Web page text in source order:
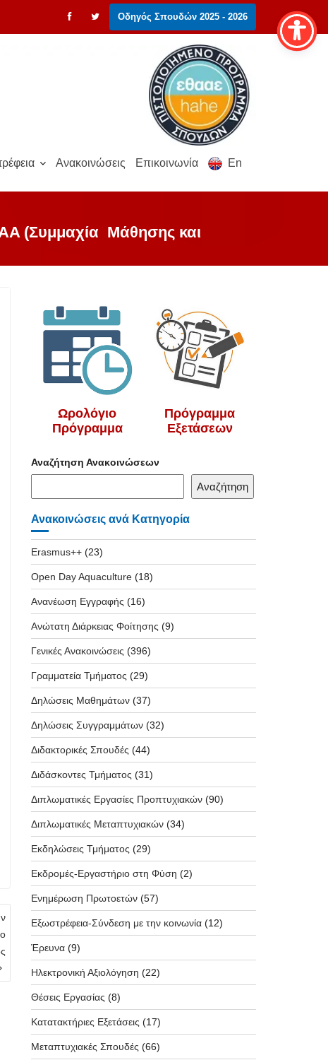
Οδηγός Σπουδών 2025 - 2026
Ανακοινώσεις Επικοινωνία En
(Συμμαχία Μάθησης και
Ωρολόγιο
Πρόγραμμα
Πρόγραμμα
Εξετάσεων
Αναζήτηση Ανακοινώσεων
Αναζήτηση
Ανακοινώσεις ανά Κατηγορία
Erasmus++(23)
Open Day Aquaculture(18)
Ανανέωση Εγγραφής (16)
Ανώτατη Διάρκειας Φοίτησης (9)
Γενικές Ανακοινώσεις (396)
Γραμματεία Τμήματος (29)
Δηλώσεις Μαθημάτων(37)
Δηλώσεις Συγγραμμάτων(32)
Διδακτορικές Σπουδές (44)
Διδάσκοντες Τμήματος (31)
Διπλωματικές Εργασίες Προπτυχιακών(90)
Διπλωματικές Μεταπτυχιακών(34)
Εκδηλώσεις Τμήματος (29)
Εκδρομές-Εργαστήριο στη Φύση (2)
Ενημέρωση Πρωτοετών(57)
Εξωστρέφεια-Σύνδεση με την κοινωνία(12)
Έρευνα(9)
Ηλεκτρονική Αξιολόγηση (22)
Θέσεις Εργασίας (8)
Κατατακτήριες Εξετάσεις (17)
Μεταπτυχιακές Σπουδές (66)